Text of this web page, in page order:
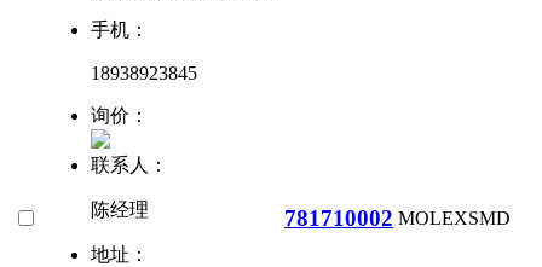
手机：
18938923845
询价：
联系人：
陈经理
地址：
781710002 MOLEXSMD